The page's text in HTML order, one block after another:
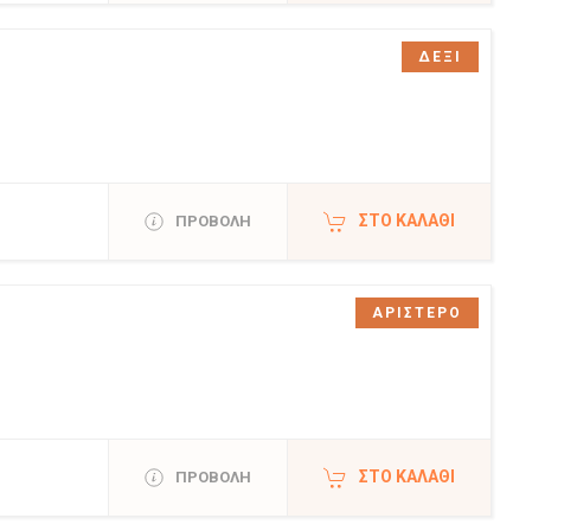
ΠΡΟΒΟΛΗ ΣΤΟ ΚΑΛΆΘΙ
ΔΕΞΙ
ΠΡΟΒΟΛΗ ΣΤΟ ΚΑΛΆΘΙ
ΑΡΙΣΤΕΡΟ